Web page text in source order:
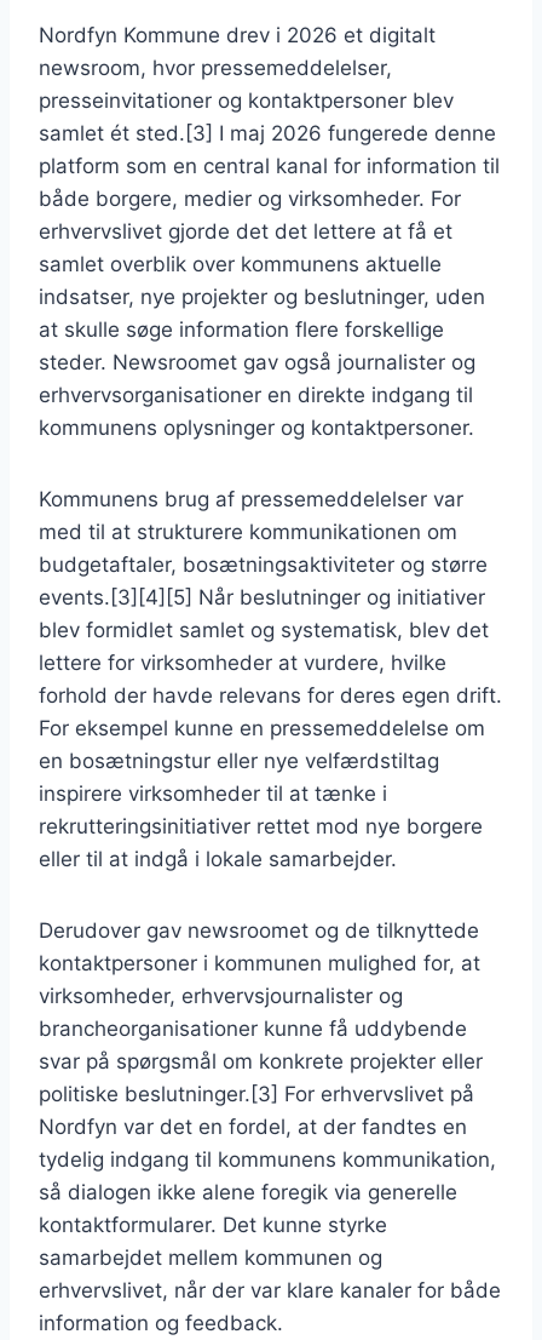
Nordfyn Kommune drev i 2026 et digitalt
newsroom, hvor pressemeddelelser,
presseinvitationer og kontaktpersoner blev
samlet ét sted.[3] I maj 2026 fungerede denne
platform som en central kanal for information til
både borgere, medier og virksomheder. For
erhvervslivet gjorde det det lettere at få et
samlet overblik over kommunens aktuelle
indsatser, nye projekter og beslutninger, uden
at skulle søge information flere forskellige
steder. Newsroomet gav også journalister og
erhvervsorganisationer en direkte indgang til
kommunens oplysninger og kontaktpersoner.
Kommunens brug af pressemeddelelser var
med til at strukturere kommunikationen om
budgetaftaler, bosætningsaktiviteter og større
events.[3][4][5] Når beslutninger og initiativer
blev formidlet samlet og systematisk, blev det
lettere for virksomheder at vurdere, hvilke
forhold der havde relevans for deres egen drift.
For eksempel kunne en pressemeddelelse om
en bosætningstur eller nye velfærdstiltag
inspirere virksomheder til at tænke i
rekrutteringsinitiativer rettet mod nye borgere
eller til at indgå i lokale samarbejder.
Derudover gav newsroomet og de tilknyttede
kontaktpersoner i kommunen mulighed for, at
virksomheder, erhvervsjournalister og
brancheorganisationer kunne få uddybende
svar på spørgsmål om konkrete projekter eller
politiske beslutninger.[3] For erhvervslivet på
Nordfyn var det en fordel, at der fandtes en
tydelig indgang til kommunens kommunikation,
så dialogen ikke alene foregik via generelle
kontaktformularer. Det kunne styrke
samarbejdet mellem kommunen og
erhvervslivet, når der var klare kanaler for både
information og feedback.